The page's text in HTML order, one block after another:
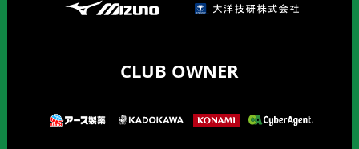
CLUB OWNER